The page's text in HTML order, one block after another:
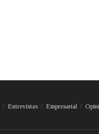
Entrevistas Empresarial